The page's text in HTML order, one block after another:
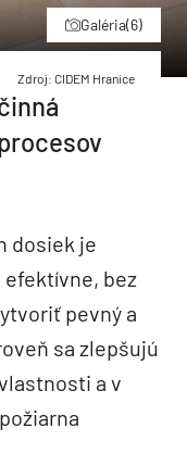
Galéria(6)
Zdroj: CIDEM Hranice
dosiek je
bez
pevný a
sa zlepšujú
a v